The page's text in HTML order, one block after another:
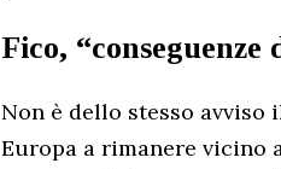
Fico, “conseguenze
Non è dello stesso
Europa a rimanere vicino